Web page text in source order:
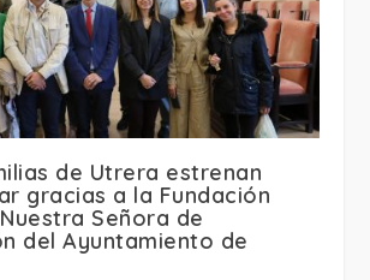
de Utrera estrenan
gracias a la Fundación
Señora de
del Ayuntamiento de